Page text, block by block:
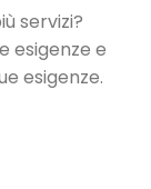
servizi?
esigenze e
esigenze.